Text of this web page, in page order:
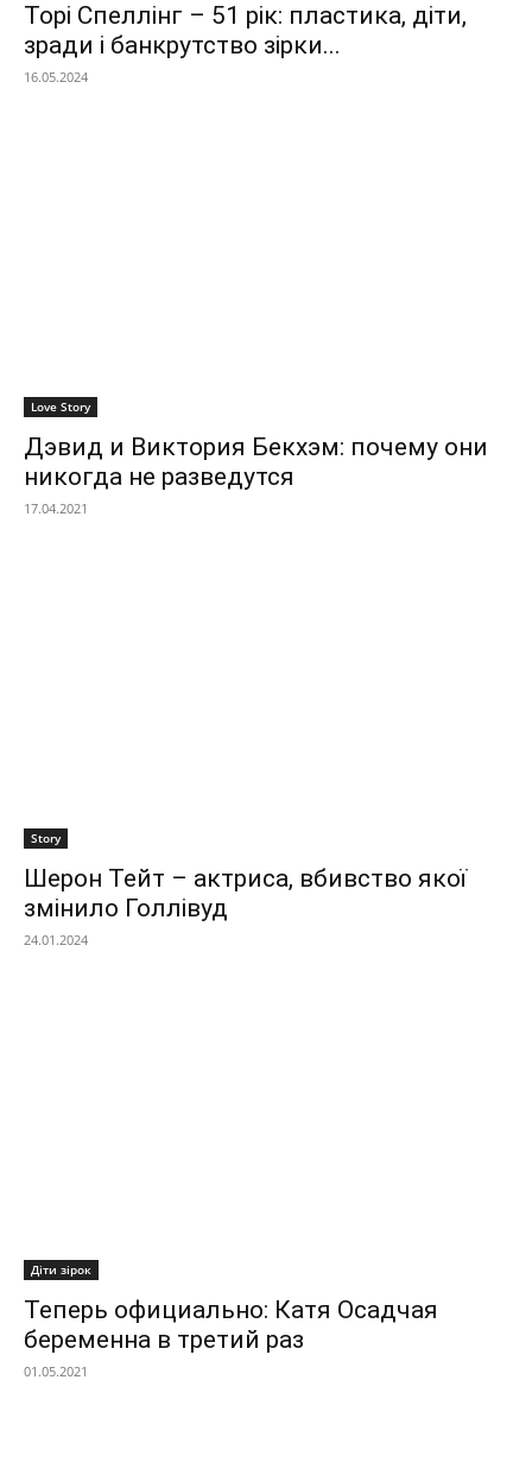
Торі Спеллінг – 51 рік: пластика, діти,
зради і банкрутство зірки...
16.05.2024
Love Story
Дэвид и Виктория Бекхэм: почему они
никогда не разведутся
17.04.2021
Story
Шерон Тейт – актриса, вбивство якої
змінило Голлівуд
24.01.2024
Діти зірок
Теперь официально: Катя Осадчая
беременна в третий раз
01.05.2021